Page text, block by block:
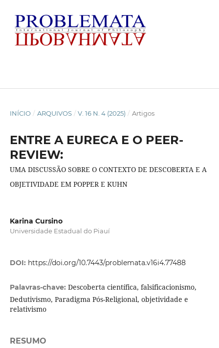
INÍCIO / ARQUIVOS / V. 16 N. 4 (2025) / Artigos
ENTRE A EURECA E O PEER-
REVIEW:
UMA DISCUSSÃO SOBRE O CONTEXTO DE DESCOBERTA E A
OBJETIVIDADE EM POPPER E KUHN
Karina Cursino
Universidade Estadual do Piauí
DOI: https://doi.org/10.7443/problemata.v16i4.77488
Palavras-chave: Descoberta científica, falsificacionismo,
Dedutivismo, Paradigma Pós-Religional, objetividade e
relativismo
RESUMO